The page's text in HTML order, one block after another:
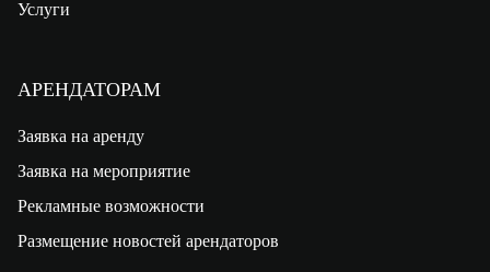
Услуги
АРЕНДАТОРАМ
Заявка на аренду
Заявка на мероприятие
Рекламные возможности
Размещение новостей арендаторов